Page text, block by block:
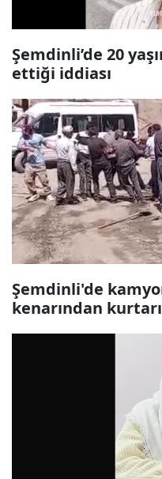
Şemdinli’de 20
ettiği iddiası
Şemdinli'de
kenarından